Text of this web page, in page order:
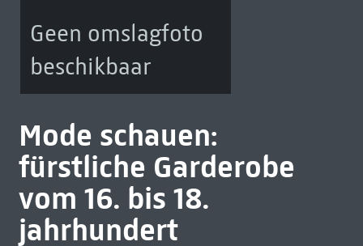
Geen omslagfoto
beschikbaar
Mode schauen:
fürstliche Garderobe
vom 16. bis 18.
jahrhundert